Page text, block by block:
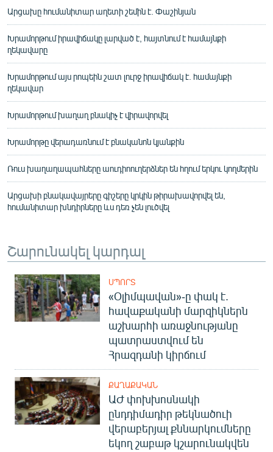
Արցախը հումանիտար աղետի շեմին է. Փաշինյան
Խրամորթում իրավիճակը լարված է, հայտնում է համայնքի
ղեկավարը
Խրամորթում այս րոպեին շատ լուրջ իրավիճակ է. համայնքի
ղեկավար
Խրամորթում խաղաղ բնակիչ է վիրավորվել
Խրամորթը վերադառնում է բնականոն կյանքին
Ռուս խաղաղապահները աուդիոուղերձներ են հղում երկու կողմերին
Արցախի բնակավայրերը գիշերը կրկին թիրախավորվել են,
հումանիտար խնդիրները ևս դեռ չեն լուծվել
Շարունակել կարդալ
ՍՊՈՐՏ
«Օլիմպավան»-ը փակ է.
հավաքականի մարզիկներն
աշխարհի առաջնությանը
պատրաստվում են
Հրազդանի կիրճում
ՔԱՂԱՔԱԿԱՆ
ԱԺ փոխխոսնակի
ընդդիմադիր թեկնածուի
վերաբերյալ քննարկումները
եկող շաբաթ կշարունակվեն